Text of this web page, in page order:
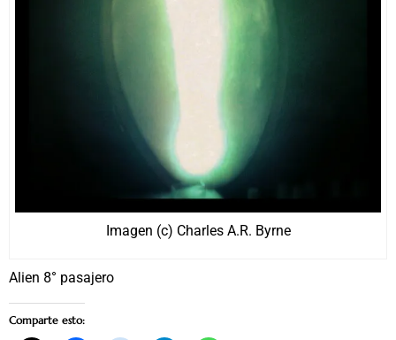
Imagen (c) Charles A.R. Byrne
Alien 8° pasajero
Comparte esto: